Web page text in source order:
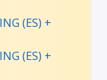
(ES) +
(ES) +